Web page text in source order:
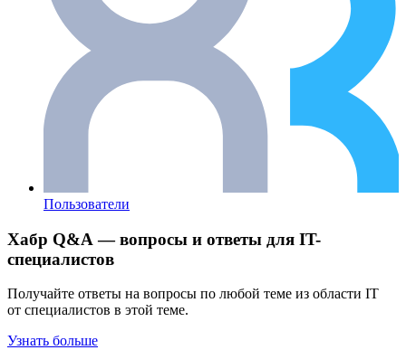
Пользователи
Хабр Q&A — вопросы и ответы для IT-
специалистов
Получайте ответы на вопросы по любой теме из области IT
от специалистов в этой теме.
Узнать больше